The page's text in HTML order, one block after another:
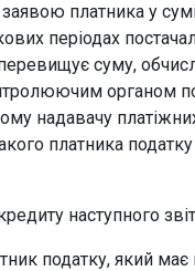
платника у
періодах
суму,
органом
надавачу
платника
наступного
податку, який